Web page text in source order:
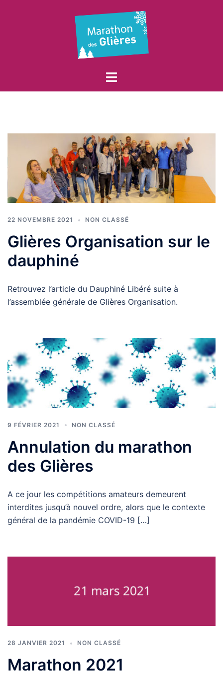
Glières
Ouvrir/fermer
22 NOVEMBRE 2021 NON CLASSÉ
Glières Organisation sur le
dauphiné
Retrouvez l’article du Dauphiné Libéré suite à
l’assemblée générale de Glières Organisation.
9 FÉVRIER 2021 NON CLASSÉ
Annulation du marathon
des Glières
A ce jour les compétitions amateurs demeurent
interdites jusqu’à nouvel ordre, alors que le contexte
général de la pandémie COVID-19 […]
28 JANVIER 2021 NON CLASSÉ
Marathon 2021